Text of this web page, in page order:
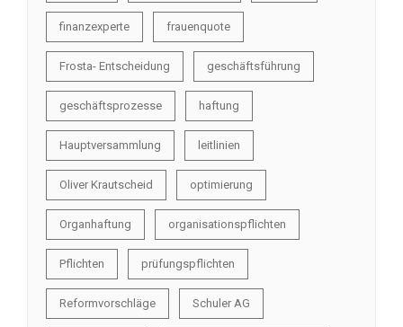
finanzexperte frauenquote
Frosta- Entscheidung geschäftsführung
geschäftsprozesse haftung
Hauptversammlung leitlinien
Oliver Krautscheid optimierung
Organhaftung organisationspflichten
Pflichten prüfungspflichten
Reformvorschläge Schuler AG